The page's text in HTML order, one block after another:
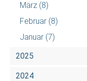
März (8)
Februar (8)
Januar (7)
2025
2024